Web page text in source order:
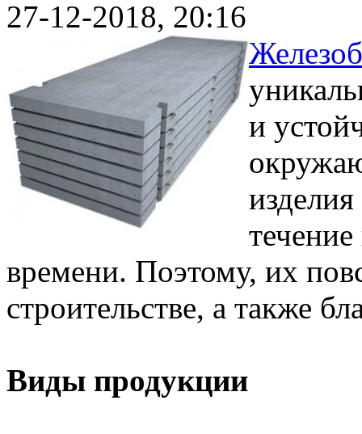
27-12-2018, 20:16
и
времени. Поэтому, их
строительстве, а также
Виды продукции